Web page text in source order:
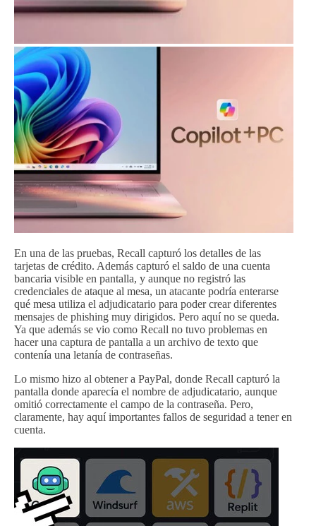
En una de las pruebas, Recall capturó los detalles de las
tarjetas de crédito. Además capturó el saldo de una cuenta
bancaria visible en pantalla, y aunque no registró las
credenciales de ataque al mesa, un atacante podría enterarse
qué mesa utiliza el adjudicatario para poder crear diferentes
mensajes de phishing muy dirigidos. Pero aquí no se queda.
Ya que además se vio como Recall no tuvo problemas en
hacer una captura de pantalla a un archivo de texto que
contenía una letanía de contraseñas.
Lo mismo hizo al obtener a PayPal, donde Recall capturó la
pantalla donde aparecía el nombre de adjudicatario, aunque
omitió correctamente el campo de la contraseña. Pero,
claramente, hay aquí importantes fallos de seguridad a tener en
cuenta.